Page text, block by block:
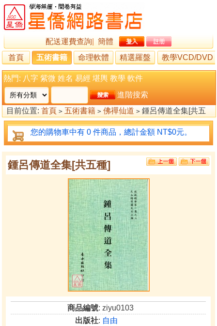
配送運費查詢
簡體
首頁
五術書籍 命理軟體 精選羅盤 教學VCD/DVD
熱門: 八字 紫微 姓名 易經 堪輿 教學 軟件
進階搜索
目前位置: 首頁 > 五術書籍 > 佛禪仙道 > 鍾呂傳道全集[共五
種]
您的購物車中有 0 件商品，總計金額 NT$0元。
鍾呂傳道全集[共五種]
商品編號: ziyu0103
出版社: 自由